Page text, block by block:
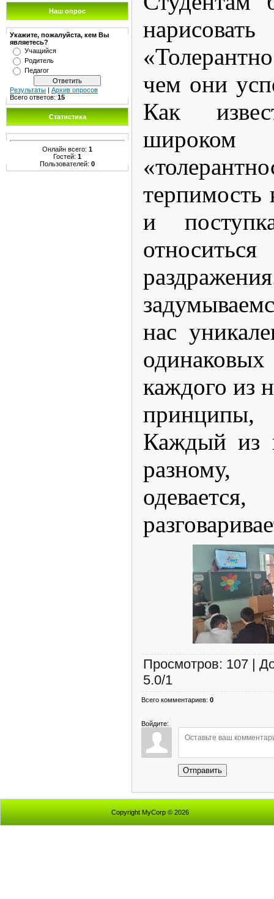
Наш опрос
Укажите, пожалуйста, кем Вы
являетесь?
Учащийся
Родитель
Педагог
Результаты | Архив опросов
Всего ответов: 15
Статистика
Онлайн всего: 1
Гостей: 1
Пользователей: 0
чем они
Как
широком
и
нас
каждого из
Каждый из
Просмотров: 107 |
5.0/1
Всего комментариев: 0
Войдите:
Отправить
Copyright MyCorp © 2026